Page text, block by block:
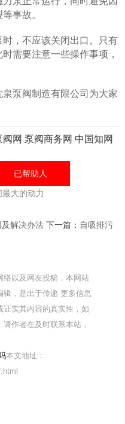
事故。
，不应该关闭出口。只有
需要注意一些操作事项，
泵阀制造有限公司为大家
阀网 泵阀商务网 中国知网
已帮助人
大的动力
解决办法 下一篇： 自吸排污
络以及网友投稿，本网站
辑，是出于传递 更多信息
证实其内容的真实性，如
作者在及时联系本站，
本文地址：